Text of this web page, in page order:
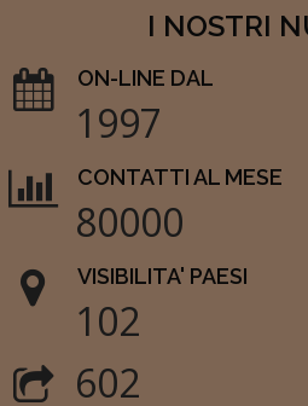
I NOSTRI
ON-LINE DAL
1997
CONTATTI AL MESE
80000
VISIBILITA' PAESI
102
602